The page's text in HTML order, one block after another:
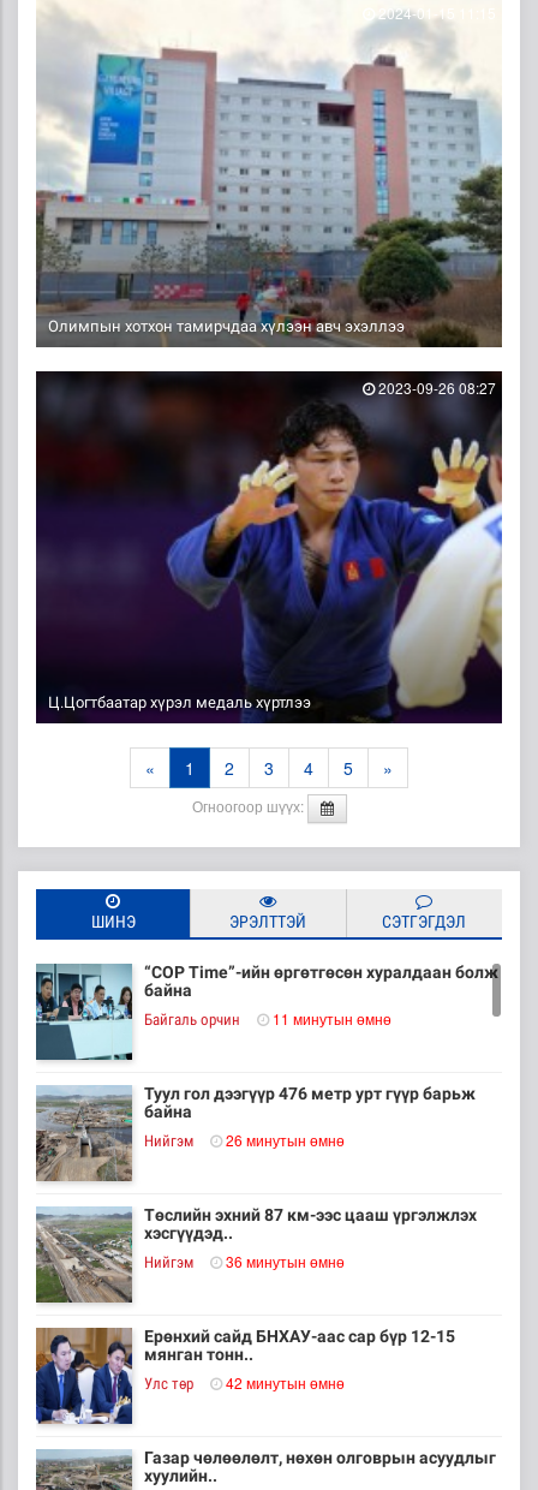
Олимпын хотхон тамирчдаа хүлээн авч эхэллээ
2024-01-15 11:15
Ц.Цогтбаатар хүрэл медаль хүртлээ
2023-09-26 08:27
« 1 2 3 4 5 »
Огноогоор шүүх:
ШИНЭ ЭРЭЛТТЭЙ СЭТГЭГДЭЛ
“COP Time”-ийн өргөтгөсөн хуралдаан болж
байна
Байгаль орчин 11 минутын өмнө
Туул гол дээгүүр 476 метр урт гүүр барьж
байна
Нийгэм 26 минутын өмнө
Төслийн эхний 87 км-ээс цааш үргэлжлэх
хэсгүүдэд..
Нийгэм 36 минутын өмнө
Ерөнхий сайд БНХАУ-аас сар бүр 12-15
мянган тонн..
Улс төр 42 минутын өмнө
Газар чөлөөлөлт, нөхөн олговрын асуудлыг
хуулийн..